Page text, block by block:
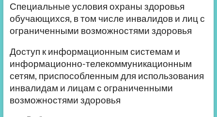
Специальные условия охраны здоровья
обучающихся, в том числе инвалидов и лиц с
ограниченными возможностями здоровья
Доступ к информационным системам и
информационно-телекоммуникационным
сетям, приспособленным для использования
инвалидам и лицам с ограниченными
возможностями здоровья